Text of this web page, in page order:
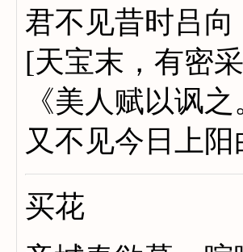
君不见昔时吕
[天宝末，有密
《美人赋以讽
又不见今日上阳
买花